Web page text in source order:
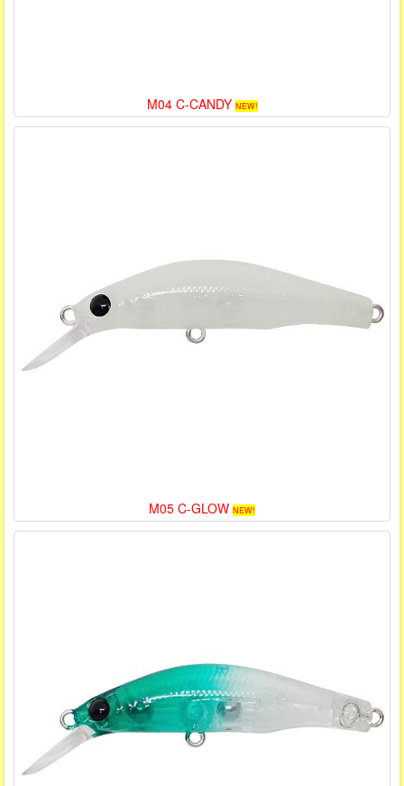
M04 C-CANDY NEW!
M05 C-GLOW NEW!